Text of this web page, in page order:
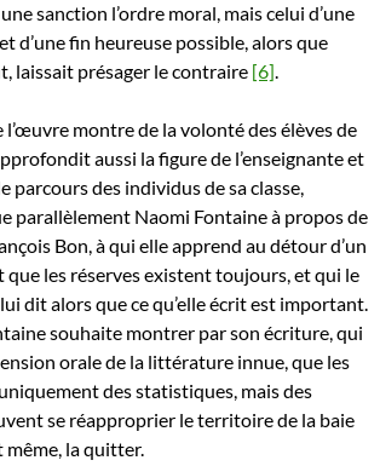
sanction l’ordre moral, mais celui d’une
d’une fin heureuse possible, alors que
laissait présager le contraire [6].
montre de la volonté des élèves de
aussi la figure de l’enseignante et
parcours des individus de sa classe,
parallèlement Naomi Fontaine à propos de
Bon, à qui elle apprend au détour d’un
que les réserves existent toujours, et qui le
dit alors que ce qu’elle écrit est important.
souhaite montrer par son écriture, qui
orale de la littérature innue, que les
des statistiques, mais des
se réapproprier le territoire de la baie
même, la quitter.